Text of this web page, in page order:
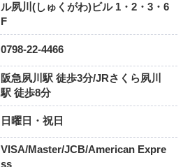
ル夙川(しゅくがわ)ビル 1・2・3・6
F
0798-22-4466
阪急夙川駅 徒歩3分/JRさくら夙川
駅 徒歩8分
日曜日・祝日
VISA/Master/JCB/American Expre
ss